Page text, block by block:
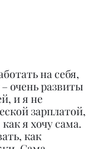
на себя,
очень развиты
и я не
зарплатой,
я хочу сама.
как